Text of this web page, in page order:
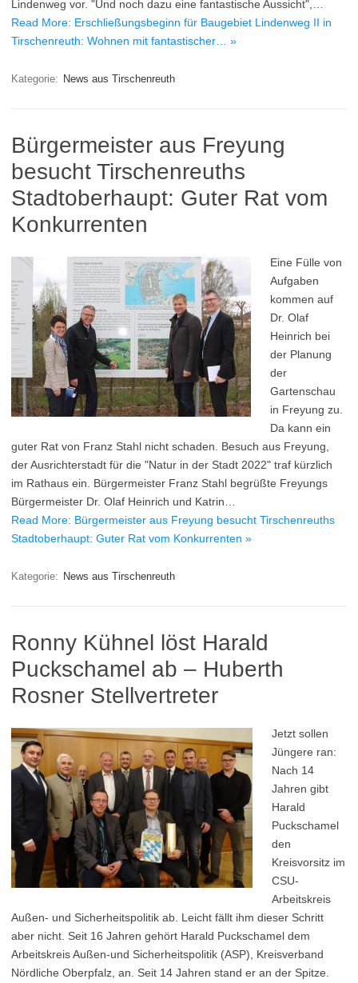
Lindenweg vor. "Und noch dazu eine fantastische Aussicht",…
Read More: Erschließungsbeginn für Baugebiet Lindenweg II in
Tirschenreuth: Wohnen mit fantastischer… »
Kategorie: News aus Tirschenreuth
Bürgermeister aus Freyung
besucht Tirschenreuths
Stadtoberhaupt: Guter Rat vom
Konkurrenten
Eine Fülle von
Aufgaben
kommen auf
Dr. Olaf
Heinrich bei
der Planung
der
Gartenschau
in Freyung zu.
Da kann ein
guter Rat von Franz Stahl nicht schaden. Besuch aus Freyung,
der Ausrichterstadt für die "Natur in der Stadt 2022" traf kürzlich
im Rathaus ein. Bürgermeister Franz Stahl begrüßte Freyungs
Bürgermeister Dr. Olaf Heinrich und Katrin…
Read More: Bürgermeister aus Freyung besucht Tirschenreuths
Stadtoberhaupt: Guter Rat vom Konkurrenten »
Kategorie: News aus Tirschenreuth
Ronny Kühnel löst Harald
Puckschamel ab – Huberth
Rosner Stellvertreter
Jetzt sollen
Jüngere ran:
Nach 14
Jahren gibt
Harald
Puckschamel
den
Kreisvorsitz im
CSU-
Arbeitskreis
Außen- und Sicherheitspolitik ab. Leicht fällt ihm dieser Schritt
aber nicht. Seit 16 Jahren gehört Harald Puckschamel dem
Arbeitskreis Außen-und Sicherheitspolitik (ASP), Kreisverband
Nördliche Oberpfalz, an. Seit 14 Jahren stand er an der Spitze.